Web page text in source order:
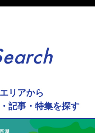
エリアから
記事・特集を探す